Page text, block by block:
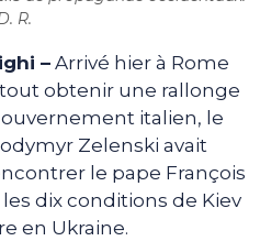
R.
– Arrivé hier à Rome
obtenir une rallonge
italien, le
Zelenski avait
le pape François
dix conditions de Kiev
en Ukraine.